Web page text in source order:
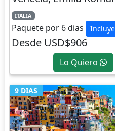
ITALIA
Paquete por 6 dias Incluye
Desde USD$906
Lo Quiero
9 DIAS